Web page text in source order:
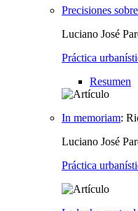
Precisiones
Luciano José
Práctica
Resumen
In memoriam:
Luciano José
Práctica